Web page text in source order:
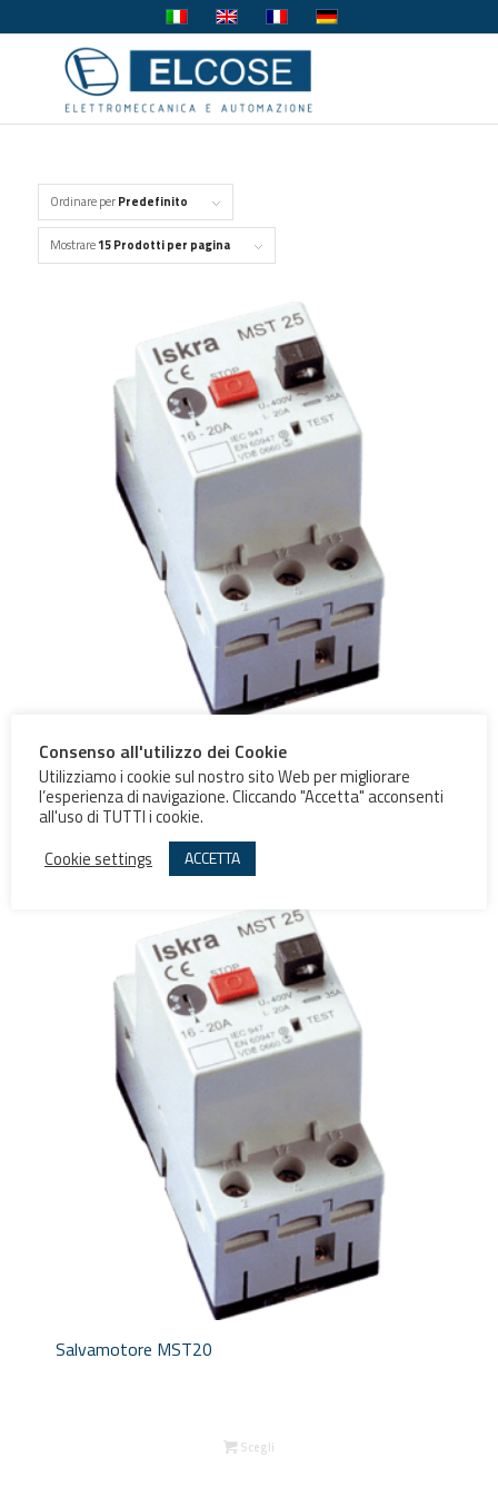
Ordinare perPredefinito
Mostrare15 Prodotti per pagina
Salvamotore MS20
Scegli
Salvamotore MST20
Scegli
Consenso all'utilizzo dei Cookie
Utilizziamo i cookie sul nostro sito Web per migliorare
l’esperienza di navigazione. Cliccando "Accetta" acconsenti
all'uso di TUTTI i cookie.
Cookie settings
ACCETTA